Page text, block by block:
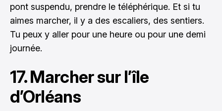
pont suspendu, prendre le téléphérique. Et si tu
aimes marcher, il y a des escaliers, des sentiers.
Tu peux y aller pour une heure ou pour une demi
journée.
17. Marcher sur l’île
d’Orléans